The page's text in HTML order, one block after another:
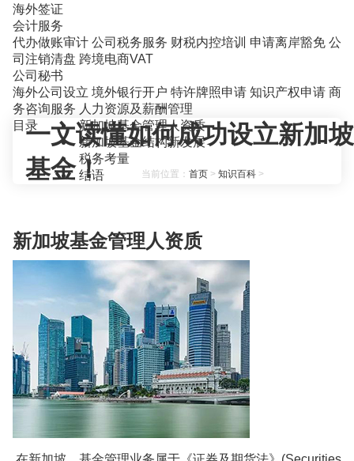
海外签证
会计服务
代办做账审计 公司税务服务 财税内控培训 申请离岸豁免 公
司注销清盘 跨境电商VAT
公司秘书
海外公司设立 境外银行开户 特许牌照申请 知识产权申请 商
务咨询服务 人力资源及薪酬管理
当前位置： 首页> 知识百科>
一文读懂如何成功设立新加坡
基金！
目录
新加坡基金管理人资质
新加坡基金结构新发展
税务考量
结语
新加坡基金管理人资质